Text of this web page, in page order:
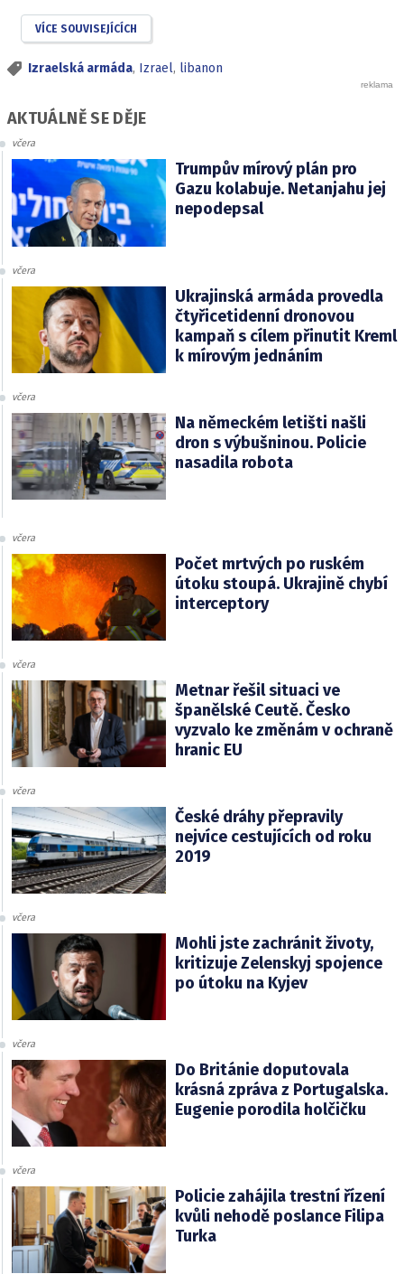
VÍCE SOUVISEJÍCÍCH
Izraelská armáda, Izrael, libanon
AKTUÁLNĚ SE DĚJE
včera
Trumpův mírový plán pro
Gazu kolabuje. Netanjahu jej
nepodepsal
včera
Ukrajinská armáda provedla
čtyřicetidenní dronovou
kampaň s cílem přinutit Kreml
k mírovým jednáním
včera
Na německém letišti našli
dron s výbušninou. Policie
nasadila robota
včera
Počet mrtvých po ruském
útoku stoupá. Ukrajině chybí
interceptory
včera
Metnar řešil situaci ve
španělské Ceutě. Česko
vyzvalo ke změnám v ochraně
hranic EU
včera
České dráhy přepravily
nejvíce cestujících od roku
2019
včera
Mohli jste zachránit životy,
kritizuje Zelenskyj spojence
po útoku na Kyjev
včera
Do Británie doputovala
krásná zpráva z Portugalska.
Eugenie porodila holčičku
včera
Policie zahájila trestní řízení
kvůli nehodě poslance Filipa
Turka